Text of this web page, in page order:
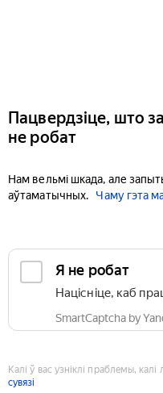
Пацвердзіце, што
не робат
Нам вельмі шкада, але
аўтаматычных.
Чаму гэта
Я не робат
Націсніце, каб
SmartCaptcha by
Калі ў вас узніклі праблемы,
сувязі